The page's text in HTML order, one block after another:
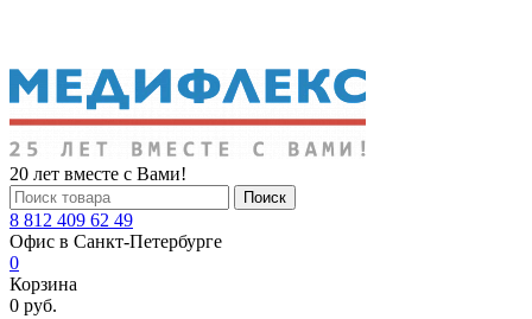
20 лет вместе с Вами!
Поиск
8 812 409 62 49
Офис в Санкт-Петербурге
0
Корзина
0 руб.